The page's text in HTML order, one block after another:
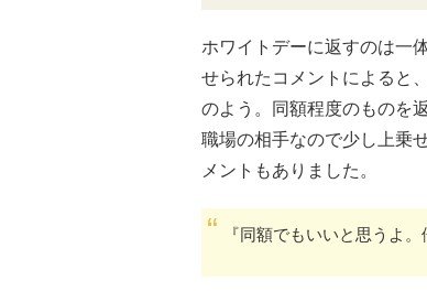
ホワイトデーに返すのは一
せられたコメントによると
のよう。同額程度のものを
職場の相手なので少し上乗
メントもありました。
『同額でもいいと思うよ